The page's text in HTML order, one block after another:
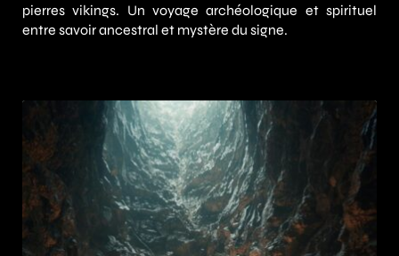
pierres vikings. Un voyage archéologique et spirituel
entre savoir ancestral et mystère du signe.